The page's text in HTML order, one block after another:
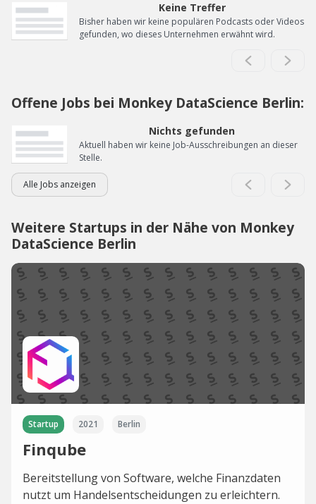
Keine Treffer
Bisher haben wir keine populären Podcasts oder Videos
gefunden, wo dieses Unternehmen erwähnt wird.
Offene Jobs bei Monkey DataScience Berlin:
Nichts gefunden
Aktuell haben wir keine Job-Ausschreibungen an dieser
Stelle.
Alle Jobs anzeigen
Weitere Startups in der Nähe von Monkey
DataScience Berlin
Startup 2021 Berlin
Finqube
Bereitstellung von Software, welche Finanzdaten
nutzt um Handelsentscheidungen zu erleichtern.